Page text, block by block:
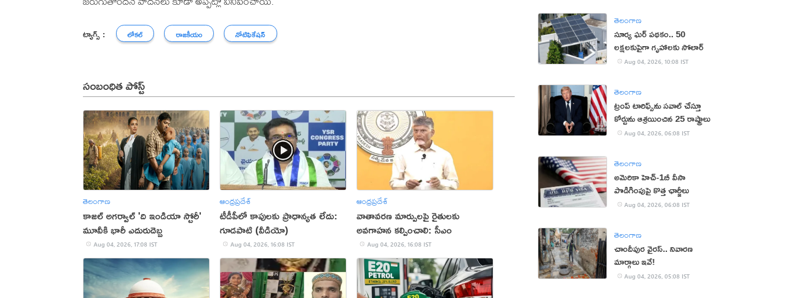
ట్యాగ్స్ : లోకల్ రాజకీయం నోటిఫికేషన్
సంబంధిత పోస్ట్
తెలంగాణ
కాజల్ అగర్వాల్ 'ది ఇండియా స్టోరీ'
మూవీకి భారీ ఎదురుదెబ్బ
Aug 04, 2026, 17:08 IST
ఆంధ్రప్రదేశ్
టీడీపీలో కాపులకు ప్రాధాన్యత లేదు:
గూడపాటి (వీడియో)
Aug 04, 2026, 16:08 IST
ఆంధ్రప్రదేశ్
వాతావరణ మార్పులపై రైతులకు
అవగాహన కల్పించాలి: సీఎం
Aug 04, 2026, 16:08 IST
తెలంగాణ
సూర్య ఘర్ పథకం.. 50
లక్షలకుపైగా గృహాలకు సోలార్
Aug 04, 2026, 10:08 IST
తెలంగాణ
ట్రంప్ టారిఫ్స్‌ను స‌వాల్ చేస్తూ
కోర్టును ఆశ్ర‌యించిన 25 రాష్ట్రాలు
Aug 04, 2026, 06:08 IST
తెలంగాణ
అమెరికా హెచ్-1బీ వీసా
పొడిగింపుపై కొత్త ఛార్జీలు
Aug 04, 2026, 06:08 IST
తెలంగాణ
చాందీపుర వైరస్.. నివారణ
మార్గాలు ఇవే!
Aug 04, 2026, 05:08 IST